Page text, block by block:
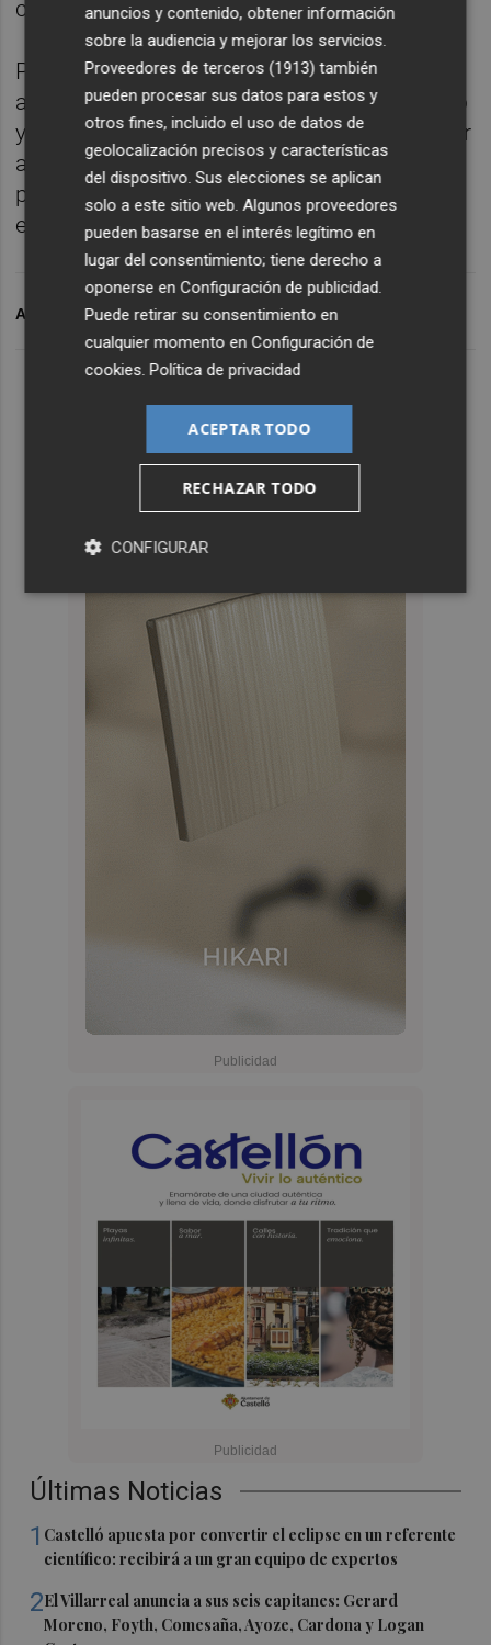
Últimas Noticias
1 Castelló apuesta por convertir el eclipse en un referente
científico: recibirá a un gran equipo de expertos
2El Villarreal anuncia a sus seis capitanes: Gerard
Moreno, Foyth, Comesaña, Ayoze, Cardona y Logan
cuarentena.
Por último, la orden establece que las
agencias de viaje, los operadores de turismo
y compañías de transporte deberán informar
a los viajeros de estas medidas al inicio del
proceso de venta de los billetes con destino
en el territorio español.
ARCHIVADO EN CORONAVIRUS
anuncios y contenido, obtener información
sobre la audiencia y mejorar los servicios.
Proveedores de terceros (1913) también
pueden procesar sus datos para estos y
otros fines, incluido el uso de datos de
geolocalización precisos y características
del dispositivo. Sus elecciones se aplican
solo a este sitio web. Algunos proveedores
pueden basarse en el interés legítimo en
lugar del consentimiento; tiene derecho a
oponerse enConfiguración de publicidad
Puede retirar su consentimiento en
cualquier momento enConfiguración de
cookies .Política de privacidad
ACEPTAR TODO
RECHAZAR TODO
CONFIGURAR